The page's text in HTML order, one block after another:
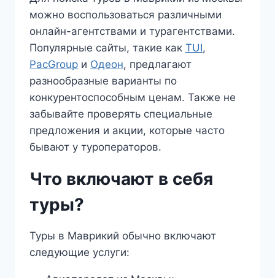
можно воспользоваться различными
онлайн-агентствами и турагентствами.
Популярные сайты, такие как TUI,
PacGroup и Одеон, предлагают
разнообразные варианты по
конкурентоспособным ценам. Также не
забывайте проверять специальные
предложения и акции, которые часто
бывают у туроператоров.
Что включают в себя
туры?
Туры в Маврикий обычно включают
следующие услуги: